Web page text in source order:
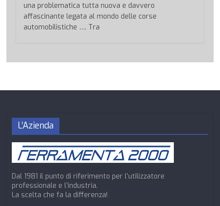
una problematica tutta nuova e davvero
affascinante legata al mondo delle corse
automobilistiche …. Tra
L’Azienda
Dal 1981 il punto di riferimento per l’utilizzatore
professionale e l’industria.
La scelta che fa la differenza!